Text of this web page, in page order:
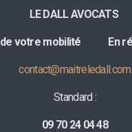
LE DALL AVOCATS
de votre mobilité En
contact@maitreledall.com
Standard :
09 70 24 04 48